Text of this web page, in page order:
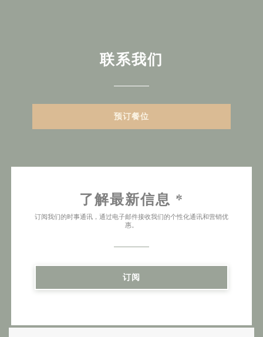
联系我们
预订餐位
了解最新信息 *
订阅我们的时事通讯，通过电子邮件接收我们的个性化通讯和营销优
惠。
订阅